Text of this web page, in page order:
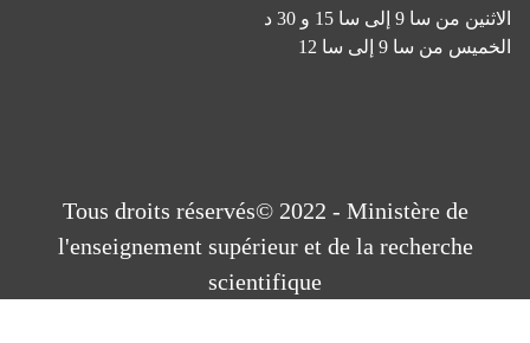
الاثنين من سا 9 إلى سا 15 و 30 د
الخميس من سا 9 إلى سا 12
Tous droits réservés© 2022 - Ministère de
l'enseignement supérieur et de la recherche
scientifique